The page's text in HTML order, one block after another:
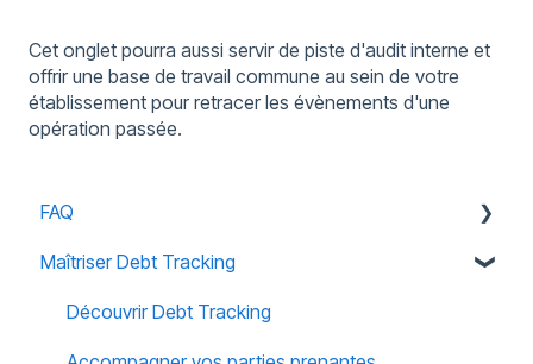
Cet onglet pourra aussi servir de piste d'audit interne et
offrir une base de travail commune au sein de votre
établissement pour retracer les évènements d'une
opération passée.
FAQ
Accès
Notifications
Maîtriser Debt Tracking
Découvrir Debt Tracking